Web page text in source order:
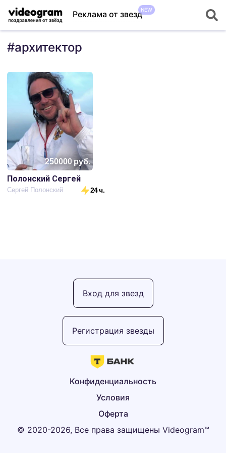
Реклама от звездNEW
#архитектор
250000руб.
Полонский Сергей
Сергей Полонский 24 ч.
© 2020-2026, Все права защищены Videogram™
Оферта
Условия
Конфиденциальность
Регистрация звезды
Вход для звезд